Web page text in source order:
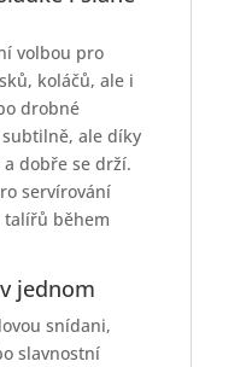
volbou pro
koláčů, ale i
drobné
ale díky
dobře se drží.
servírování
talířů během
jednom
snídani,
slavnostní